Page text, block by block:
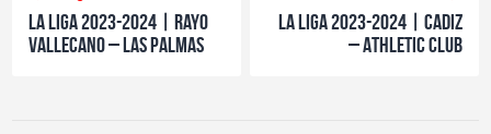
La Liga 2023-2024 | Rayo
Vallecano – Las Palmas
La Liga 2023-2024 | Cadiz
– Athletic Club